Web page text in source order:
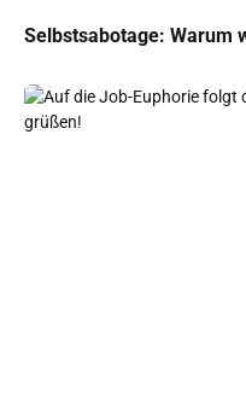
Selbstsabotage: Warum